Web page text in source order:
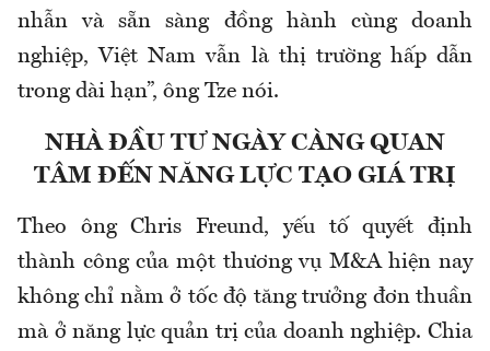
nhẫn và sẵn sàng đồng hành cùng doanh
nghiệp, Việt Nam vẫn là thị trường hấp dẫn
trong dài hạn”, ông Tze nói.
NHÀ ĐẦU TƯ NGÀY CÀNG QUAN
TÂM ĐẾN NĂNG LỰC TẠO GIÁ TRỊ
Theo ông Chris Freund, yếu tố quyết định
thành công của một thương vụ M&A hiện nay
không chỉ nằm ở tốc độ tăng trưởng đơn thuần
mà ở năng lực quản trị của doanh nghiệp. Chia